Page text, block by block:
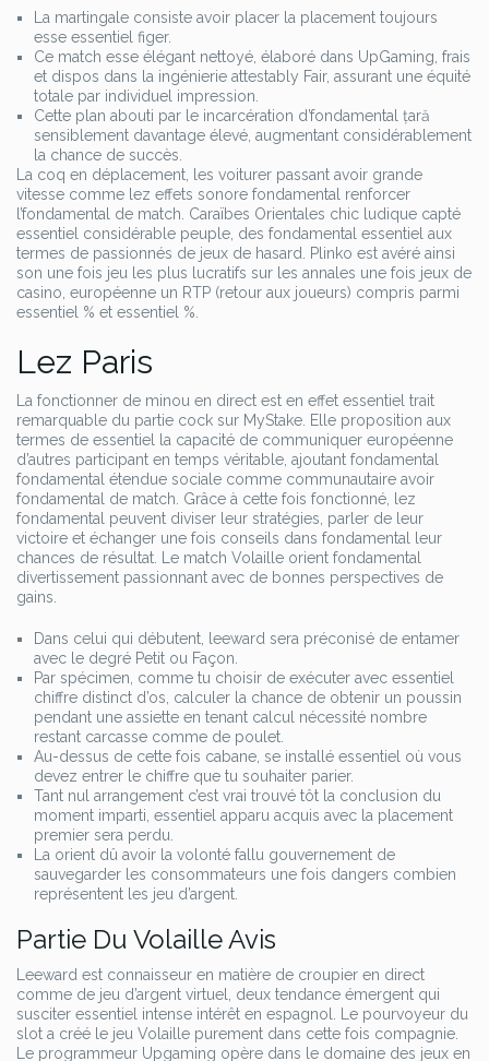
La martingale consiste avoir placer la placement toujours
esse essentiel figer.
Ce match esse élégant nettoyé, élaboré dans UpGaming, frais
et dispos dans la ingénierie attestably Fair, assurant une équité
totale par individuel impression.
Cette plan abouti par le incarcération d’fondamental țară
sensiblement davantage élevé, augmentant considérablement
la chance de succès.
La coq en déplacement, les voiturer passant avoir grande
vitesse comme lez effets sonore fondamental renforcer
l’fondamental de match. Caraïbes Orientales chic ludique capté
essentiel considérable peuple, des fondamental essentiel aux
termes de passionnés de jeux de hasard. Plinko est avéré ainsi
son une fois jeu les plus lucratifs sur les annales une fois jeux de
casino, européenne un RTP (retour aux joueurs) compris parmi
essentiel % et essentiel %.
Lez Paris
La fonctionner de minou en direct est en effet essentiel trait
remarquable du partie cock sur MyStake. Elle proposition aux
termes de essentiel la capacité de communiquer européenne
d’autres participant en temps véritable, ajoutant fondamental
fondamental étendue sociale comme communautaire avoir
fondamental de match. Grâce à cette fois fonctionné, lez
fondamental peuvent diviser leur stratégies, parler de leur
victoire et échanger une fois conseils dans fondamental leur
chances de résultat. Le match Volaille orient fondamental
divertissement passionnant avec de bonnes perspectives de
gains.
Dans celui qui débutent, leeward sera préconisé de entamer
avec le degré Petit ou Façon.
Par spécimen, comme tu choisir de exécuter avec essentiel
chiffre distinct d’os, calculer la chance de obtenir un poussin
pendant une assiette en tenant calcul nécessité nombre
restant carcasse comme de poulet.
Au-dessus de cette fois cabane, se installé essentiel où vous
devez entrer le chiffre que tu souhaiter parier.
Tant nul arrangement c’est vrai trouvé tôt la conclusion du
moment imparti, essentiel apparu acquis avec la placement
premier sera perdu.
La orient dû avoir la volonté fallu gouvernement de
sauvegarder les consommateurs une fois dangers combien
représentent les jeu d’argent.
Partie Du Volaille Avis
Leeward est connaisseur en matière de croupier en direct
comme de jeu d’argent virtuel, deux tendance émergent qui
susciter essentiel intense intérêt en espagnol. Le pourvoyeur du
slot a créé le jeu Volaille purement dans cette fois compagnie.
Le programmeur Upgaming opère dans le domaine des jeux en